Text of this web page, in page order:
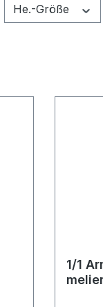
He.-Größe
1/1